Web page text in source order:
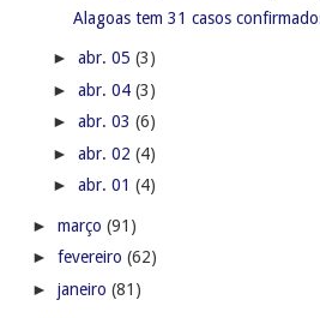
Alagoas tem 31 casos
► abr. 05 (3)
► abr. 04 (3)
► abr. 03 (6)
► abr. 02 (4)
► abr. 01 (4)
► março (91)
► fevereiro (62)
► janeiro (81)